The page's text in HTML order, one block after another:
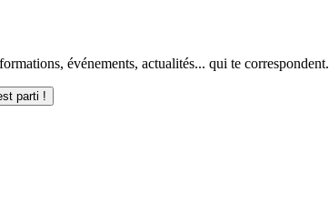
événements, actualités... qui te correspondent.
parti !